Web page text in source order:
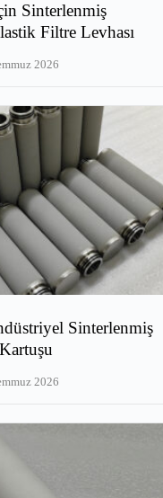
Sinterlenmiş
Filtre Levhası
2026
Sinterlenmiş
2026